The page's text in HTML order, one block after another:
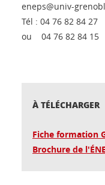
eneps@univ-
Tél : 04 76 82 84 27
ou 04 76 82 84 15
À TÉLÉCHARGER
Fiche formation
Brochure de